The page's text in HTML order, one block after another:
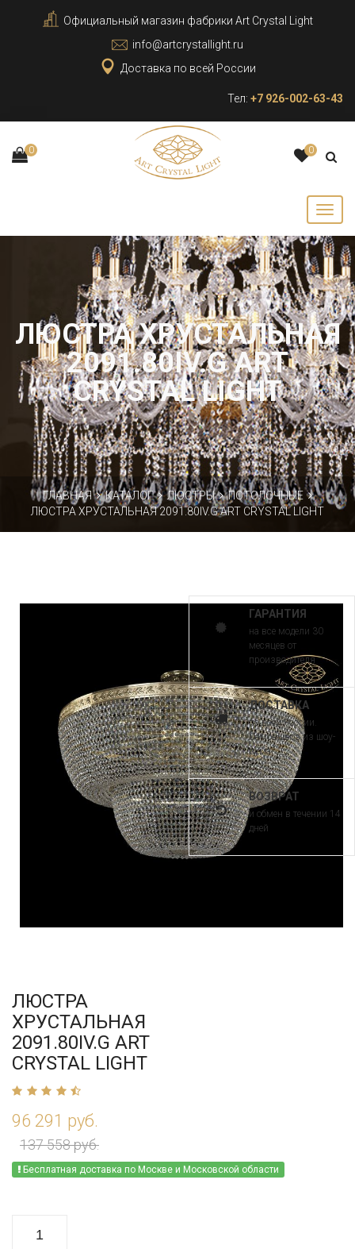
Официальный магазин фабрики Art Crystal Light
info@artcrystallight.ru
Доставка по всей России
Тел: +7 926-002-63-43
0 0
ЛЮСТРА ХРУСТАЛЬНАЯ
2091.80IV.G ART
CRYSTAL LIGHT
ГЛАВНАЯ КАТАЛОГ ЛЮСТРЫ
ПОТОЛОЧНЫЕ
ЛЮСТРА ХРУСТАЛЬНАЯ 2091.80IV.G ART CRYSTAL LIGHT
ЛЮСТРА
ХРУСТАЛЬНАЯ
2091.80IV.G ART
CRYSTAL LIGHT
96 291 руб.
137 558 руб.
Бесплатная доставка по Москве и Московской области
ГАРАНТИЯ
на все модели 30
месяцев от
производителя
ДОСТАВКА
по всей России.
Самовывоз из шоу-
рума
ВОЗВРАТ
и обмен в течении 14
дней